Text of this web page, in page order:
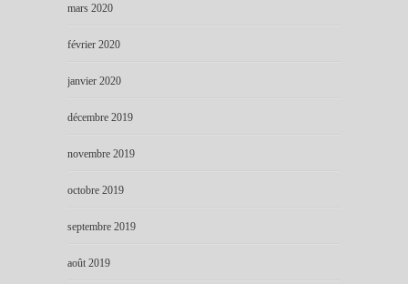
mars 2020
février 2020
janvier 2020
décembre 2019
novembre 2019
octobre 2019
septembre 2019
août 2019